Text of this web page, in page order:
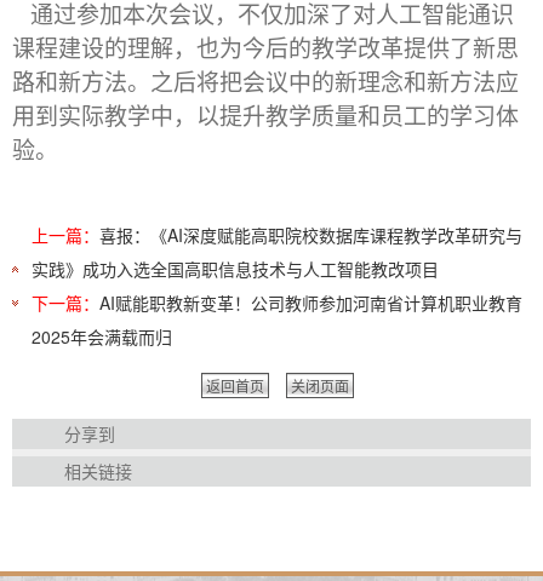
通过参加本次会议，不仅加深了对人工智能通识
课程建设的理解，也为今后的教学改革提供了新思
路和新方法。之后将把会议中的新理念和新方法应
用到实际教学中，以提升教学质量和员工的学习体
验。
上一篇： 喜报：《AI深度赋能高职院校数据库课程教学改革研究与
实践》成功入选全国高职信息技术与人工智能教改项目
下一篇： AI赋能职教新变革！公司教师参加河南省计算机职业教育
2025年会满载而归
返回首页 关闭页面
分享到
相关链接